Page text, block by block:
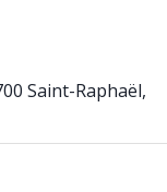
Saint-Raphaël,